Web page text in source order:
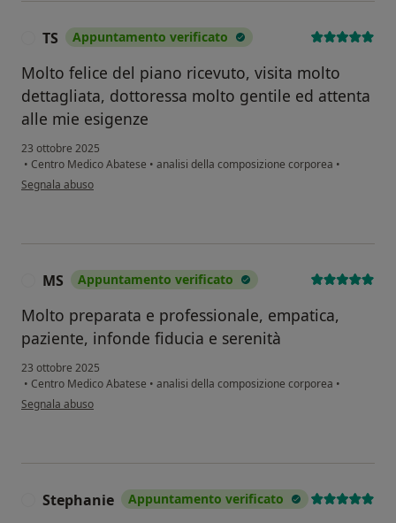
TS Appuntamento verificato
Molto felice del piano ricevuto, visita molto
dettagliata, dottoressa molto gentile ed attenta
alle mie esigenze
23 ottobre 2025
• Centro Medico Abatese • analisi della composizione corporea •
secondo l'opinione dell'utente TS
Segnala abuso
MS Appuntamento verificato
Molto preparata e professionale, empatica,
paziente, infonde fiducia e serenità
23 ottobre 2025
• Centro Medico Abatese • analisi della composizione corporea •
secondo l'opinione dell'utente MS
Segnala abuso
Stephanie Appuntamento verificato